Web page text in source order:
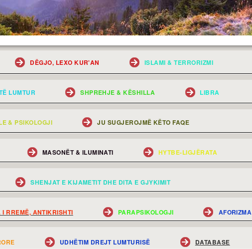
DËGJO, LEXO KUR'AN ISLAMI & TERRORIZMI
LUMTUR SHPREHJE & KËSHILLA LIBRA
& PSIKOLOGJI JU SUGJEROJMË KËTO FAQE
MASONËT & ILUMINATI HYTBE-LIGJËRATA
SHENJAT E KIJAMETIT DHE DITA E GJYKIMIT
RREMË, ANTIKRISHTI PARAPSIKOLOGJI AFORIZMA
UDHËTIM DREJT LUMTURISË DATABASE